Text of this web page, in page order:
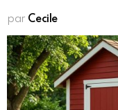
par Cecile